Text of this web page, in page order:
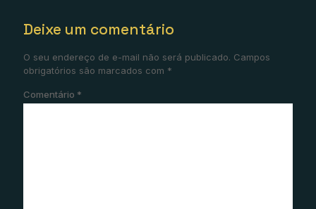
Deixe um comentário
O seu endereço de e-mail não será publicado. Campos
obrigatórios são marcados com *
Comentário *